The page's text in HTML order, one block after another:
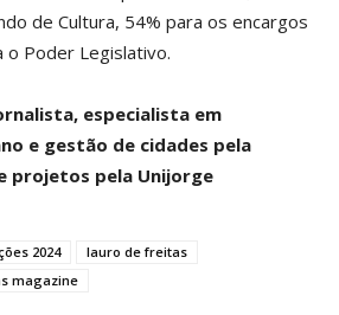
de Cultura, 54% para os encargos
o Poder Legislativo.
especialista em
e gestão de cidades pela
projetos pela Unijorge
2024
lauro de freitas
magazine